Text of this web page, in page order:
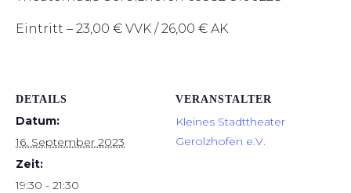
Eintritt – 23,00 € VVK / 26,00 € AK
DETAILS
Datum:
16. September 2023
Zeit:
19:30 - 21:30
VERANSTALTER
Kleines Stadttheater
Gerolzhofen e.V.